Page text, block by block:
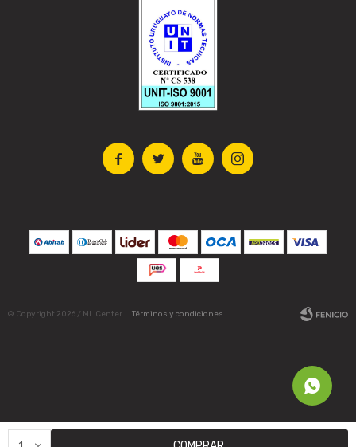
   
© Copyright 2026 / ML Center Términos y condiciones
Fenicio